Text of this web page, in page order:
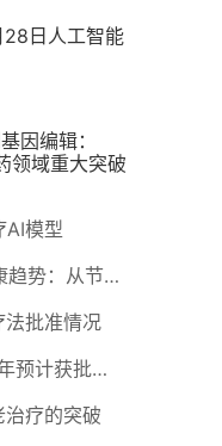
日人工智能
因编辑：
领域重大突破
AI模型
定义2026年的10大健康趋势：从节律健康到冷热交替疗法
批准情况
FDA药物审批管道：今年预计获批的关键新疗法
疗的突破